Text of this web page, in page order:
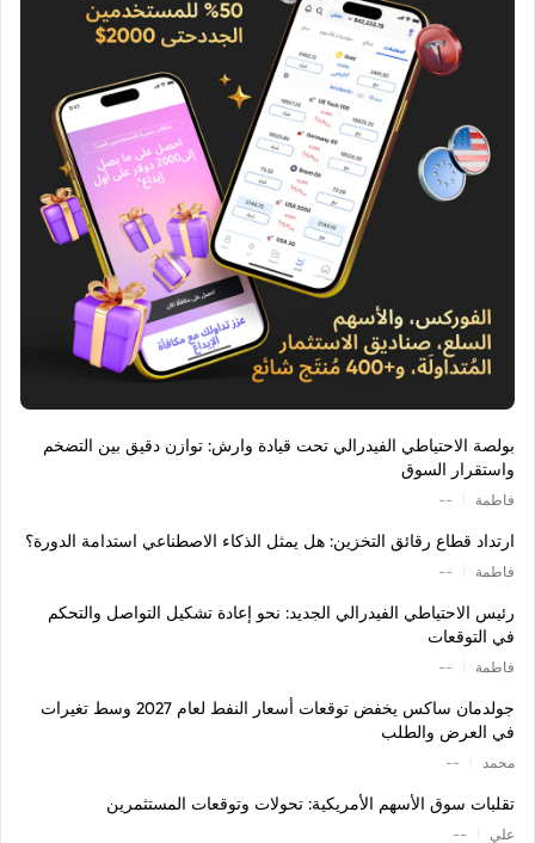
بولصة الاحتياطي الفيدرالي تحت قيادة وارش: توازن دقيق بين التضخم
واستقرار السوق
فاطمة --
ارتداد قطاع رقائق التخزين: هل يمثل الذكاء الاصطناعي استدامة الدورة؟
فاطمة --
رئيس الاحتياطي الفيدرالي الجديد: نحو إعادة تشكيل التواصل والتحكم
في التوقعات
فاطمة --
جولدمان ساكس يخفض توقعات أسعار النفط لعام 2027 وسط تغيرات
في العرض والطلب
محمد --
تقلبات سوق الأسهم الأمريكية: تحولات وتوقعات المستثمرين
علي --